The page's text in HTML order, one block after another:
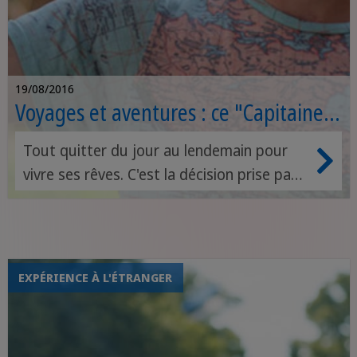
19/08/2016
Voyages et aventures : ce "Capitaine"
a pris les commandes de sa vie
Tout quitter du jour au lendemain pour
vivre ses rêves. C'est la décision prise par
Capitaine Rémi qui souhaite parcourir le
salsa en Colombie, faire de l'auto-stop, se
baigner en Islande...suivez ses aventures
et devenez vous-même votre propre
EXPÉRIENCE À L'ÉTRANGER